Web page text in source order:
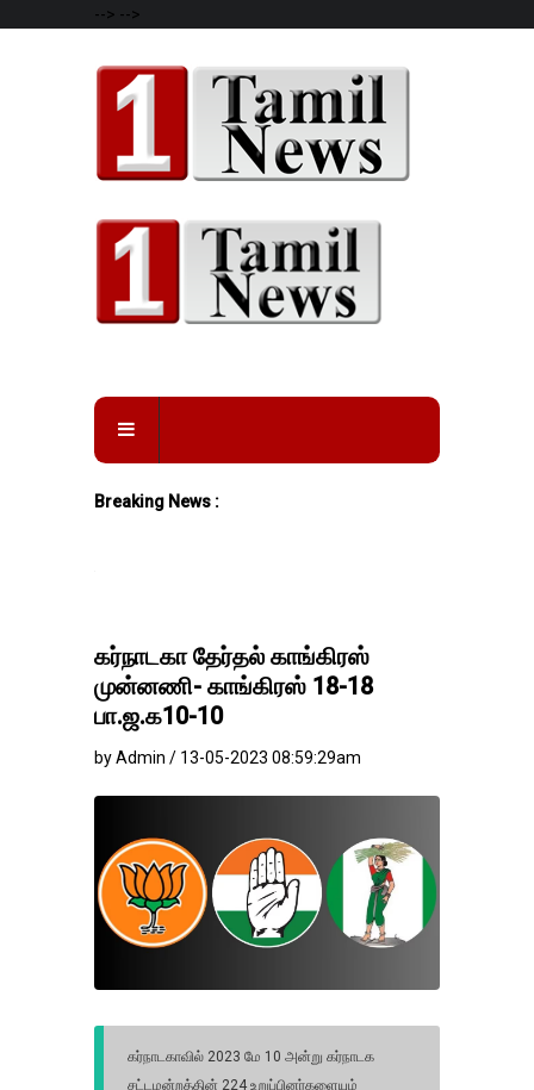
--> -->
Breaking News :
கர்நாடகா தேர்தல் காங்கிரஸ்
முன்னணி- காங்கிரஸ் 18-18
பா.ஜ.க10-10
by Admin / 13-05-2023 08:59:29am
கர்நாடகாவில் 2023 மே 10 அன்று கர்நாடக
சட்டமன்றத்தின் 224 உறுப்பினர்களையும்